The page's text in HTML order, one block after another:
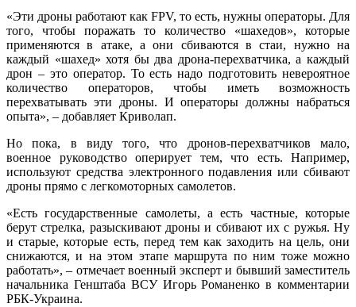
«Эти дроны работают как FPV, то есть, нужны операторы. Для
того, чтобы поражать то количество «шахедов», которые
применяются в атаке, а они сбиваются в стаи, нужно на
каждый «шахед» хотя бы два дрона-перехватчика, а каждый
дрон – это оператор. То есть надо подготовить невероятное
количество операторов, чтобы иметь возможность
перехватывать эти дроны. И операторы должны набраться
опыта», – добавляет Криволап.
Но пока, в виду того, что дронов-перехватчиков мало,
военное руководство оперирует тем, что есть. Например,
используют средства электронного подавления или сбивают
дроны прямо с легкомоторных самолетов.
«Есть государственные самолеты, а есть частные, которые
берут стрелка, разыскивают дроны и сбивают их с ружья. Ну
и старые, которые есть, перед тем как заходить на цель, они
снижаются, и на этом этапе маршрута по ним тоже можно
работать», – отмечает военный эксперт и бывший заместитель
начальника Генштаба ВСУ Игорь Романенко в комментарии
РБК-Украина.